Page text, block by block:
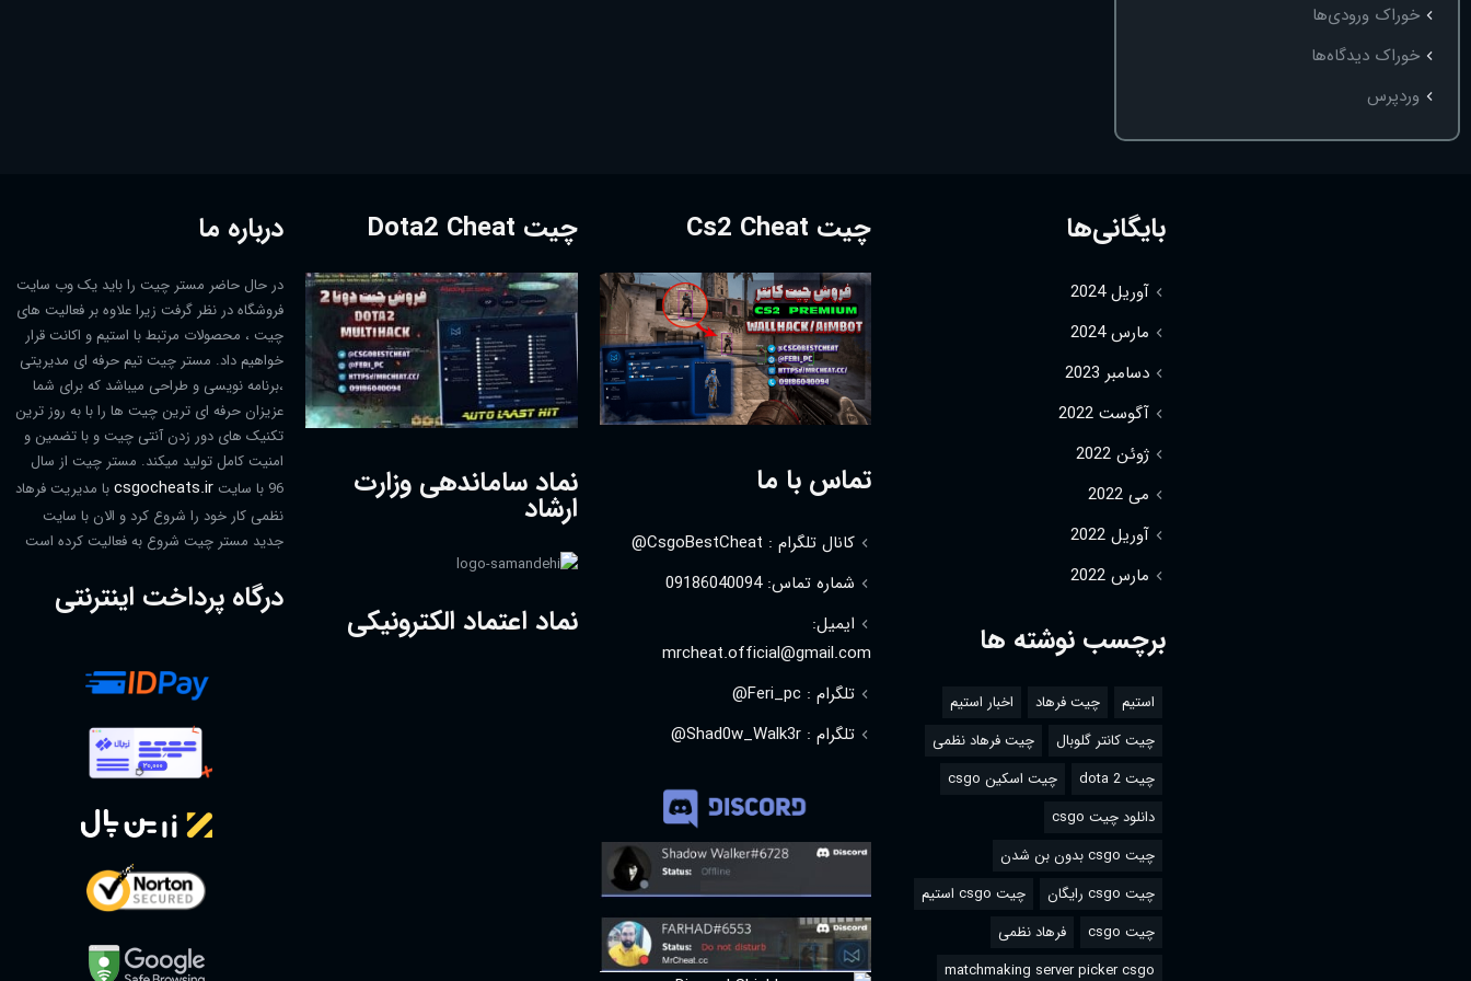
خوراک ورودی‌ها
خوراک دیدگاه‌ها
وردپرس
بایگانی‌ها
آوریل 2024
مارس 2024
دسامبر 2023
آگوست 2022
ژوئن 2022
می 2022
آوریل 2022
مارس 2022
برچسب نوشته ها
استیم چیت فرهاد
اخبار استیم
چیت کانتر گلوبال
چیت فرهاد نظمی
چیت dota 2
چیت اسکین csgo
دانلود چیت csgo
چیت csgo بدون بن شدن
چیت csgo رایگان
چیت csgo استیم
چیت csgo
فرهاد نظمی
matchmaking server picker csgo
چیت Cs2 Cheat
تماس با ما
کانال تلگرام : CsgoBestCheat@
شماره تماس: 09186040094
ایمیل:
mrcheat.official@gmail.com
تلگرام : Feri_pc@
تلگرام : Shad0w_Walk3r@
چیت Dota2 Cheat
نماد ساماندهی وزارت
ارشاد
نماد اعتماد الکترونیکی
درباره ما
در حال حاضر مستر چیت را باید یک وب سایت
فروشگاه در نظر گرفت زیرا علاوه بر فعالیت های
چیت ، محصولات مرتبط با استیم و اکانت قرار
خواهیم داد. مستر چیت تیم حرفه ای مدیریتی
،برنامه نویسی و طراحی میباشد که برای شما
عزیزان حرفه ای ترین چیت ها را با به روز ترین
تکنیک های دور زدن آنتی چیت و با تضمین و
امنیت کامل تولید میکند. مستر چیت از سال
96 با سایت
csgocheats.irبا مدیریت فرهاد
نظمی کار خود را شروع کرد و الان با سایت
جدید مستر چیت شروع به فعالیت کرده است
درگاه پرداخت اینترنتی